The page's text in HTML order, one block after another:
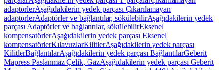
adaptörlerAşağıdakilerin yedek parçası Çıkarılamayan
adaptörlerAdaptörler ve bağlantılar, sökülebilirAşağıdakilerin yedek
parçası Adaptörler ve bağlantılar, sökülebilirEksenel
kompensatörlerAşağıdakilerin yedek parçası Eksenel
kompensatörlerKılavuzlarKilitlerAşağıdakilerin yedek parçası
KilitlerBağlantılarAşağıdakilerin yedek parçası BağlantılarGeberit
Mapress Paslanmaz Çelik, GazAşağıdakilerin yedek parçası Geberit